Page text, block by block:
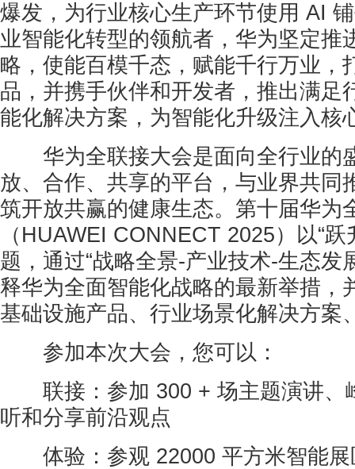
爆发，为行业核心生产环节使用 AI
业智能化转型的领航者，华为坚定推
略，使能百模千态，赋能千行万业，
品，并携手伙伴和开发者，推出满足
能化解决方案，为智能化升级注入核
华为全联接大会是面向全行业的
放、合作、共享的平台，与业界共同
筑开放共赢的健康生态。第十届华为
（HUAWEI CONNECT 2025）以“
题，通过“战略全景-产业技术-生态发
释华为全面智能化战略的最新举措，
基础设施产品、行业场景化解决方案
参加本次大会，您可以：
联接：参加 300 + 场主题演讲、
听和分享前沿观点
体验：参观 22000 平方米智能展